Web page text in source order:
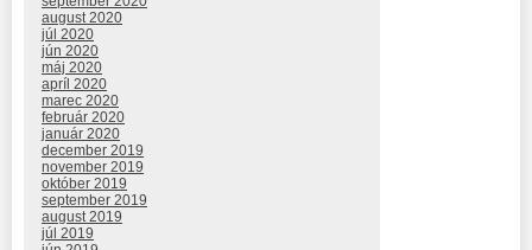
august 2020
júl 2020
jún 2020
máj 2020
apríl 2020
marec 2020
február 2020
január 2020
december 2019
november 2019
október 2019
september 2019
august 2019
júl 2019